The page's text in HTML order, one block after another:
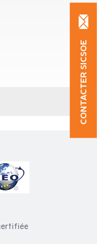
CONTACTER SICSOE